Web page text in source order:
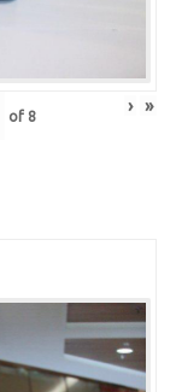
of 8 › »